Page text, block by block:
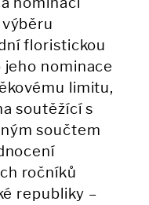
floristickou
nominace
limitu,
soutěžící s
součtem
ročníků
republiky –